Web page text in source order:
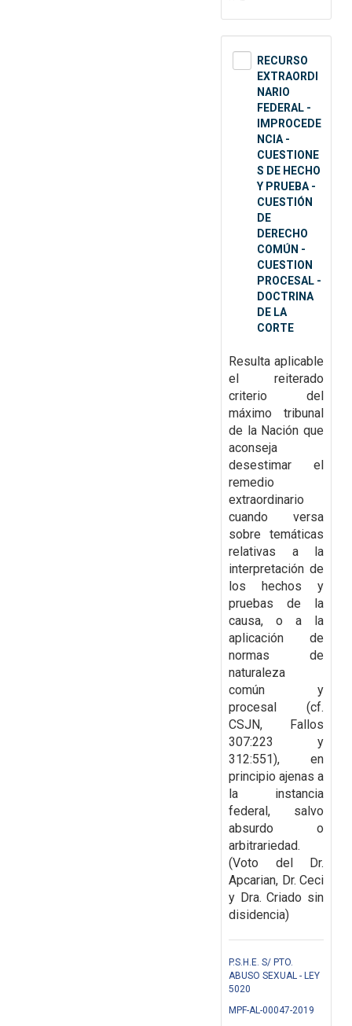
RECURSO
EXTRAORDI
NARIO
FEDERAL -
IMPROCEDE
NCIA -
CUESTIONE
S DE HECHO
Y PRUEBA -
CUESTIÓN
DE
DERECHO
COMÚN -
CUESTION
PROCESAL -
DOCTRINA
DE LA
CORTE
Resulta aplicable
el reiterado
criterio del
máximo tribunal
de la Nación que
aconseja
desestimar el
remedio
extraordinario
cuando versa
sobre temáticas
relativas a la
interpretación de
los hechos y
pruebas de la
causa, o a la
aplicación de
normas de
naturaleza
común y
procesal (cf.
CSJN, Fallos
307:223 y
312:551), en
principio ajenas a
la instancia
federal, salvo
absurdo o
arbitrariedad.
(Voto del Dr.
Apcarian, Dr. Ceci
y Dra. Criado sin
disidencia)
P.S.H.E. S/ PTO.
ABUSO SEXUAL - LEY
5020
MPF-AL-00047-2019